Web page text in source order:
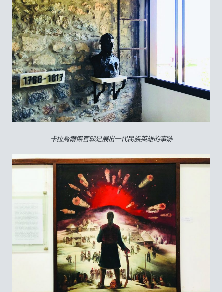
卡拉喬爾傑官邸是展出一代民族英雄的事跡